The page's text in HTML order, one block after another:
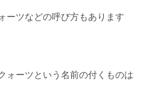
ーツなどの呼び方もあります
ォーツという名前の付くものは